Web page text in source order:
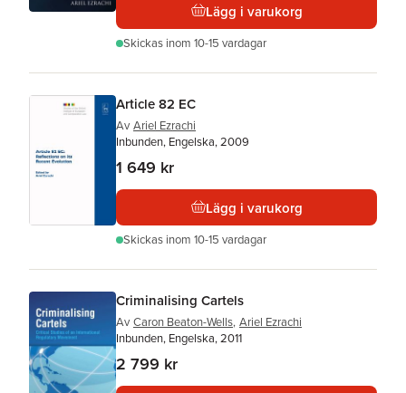
Lägg i varukorg
Skickas inom 10-15 vardagar
Article 82 EC
Av Ariel Ezrachi
Inbunden, Engelska, 2009
1 649 kr
Lägg i varukorg
Skickas inom 10-15 vardagar
Criminalising Cartels
Av Caron Beaton-Wells, Ariel Ezrachi
Inbunden, Engelska, 2011
2 799 kr